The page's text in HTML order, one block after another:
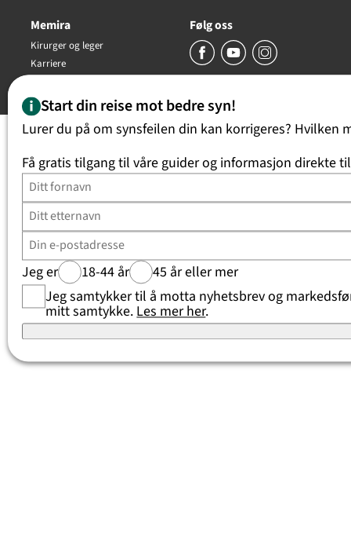
Memira
Kirurger og leger
Karriere
Følg oss
Start din reise mot bedre syn!
Lurer du på om synsfeilen din kan korrigeres? Hvilken
Få gratis tilgang til våre guider og informasjon direkte
Jeg er 18-44 år
45 år eller mer
Jeg samtykker til å motta nyhetsbrev og
mitt samtykke. Les mer her.